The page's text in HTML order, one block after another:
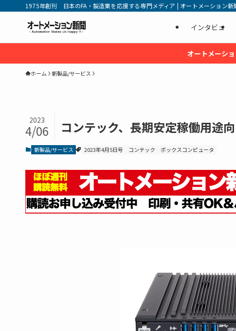
1975年創刊 日本のFA・製造業を応援する専門メディア | オートメーション
インタビュ
オートメーシ
ホーム 新製品/サービス
コンテック、長期安定稼働用途
2023
4/06
新製品/サービス 2023年4月5日号 コンテック ボックスコンピュータ